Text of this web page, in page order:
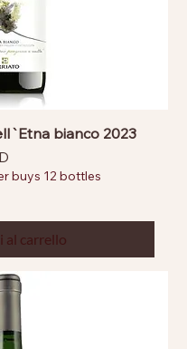
bianco 2023
buys 12 bottles
al carrello